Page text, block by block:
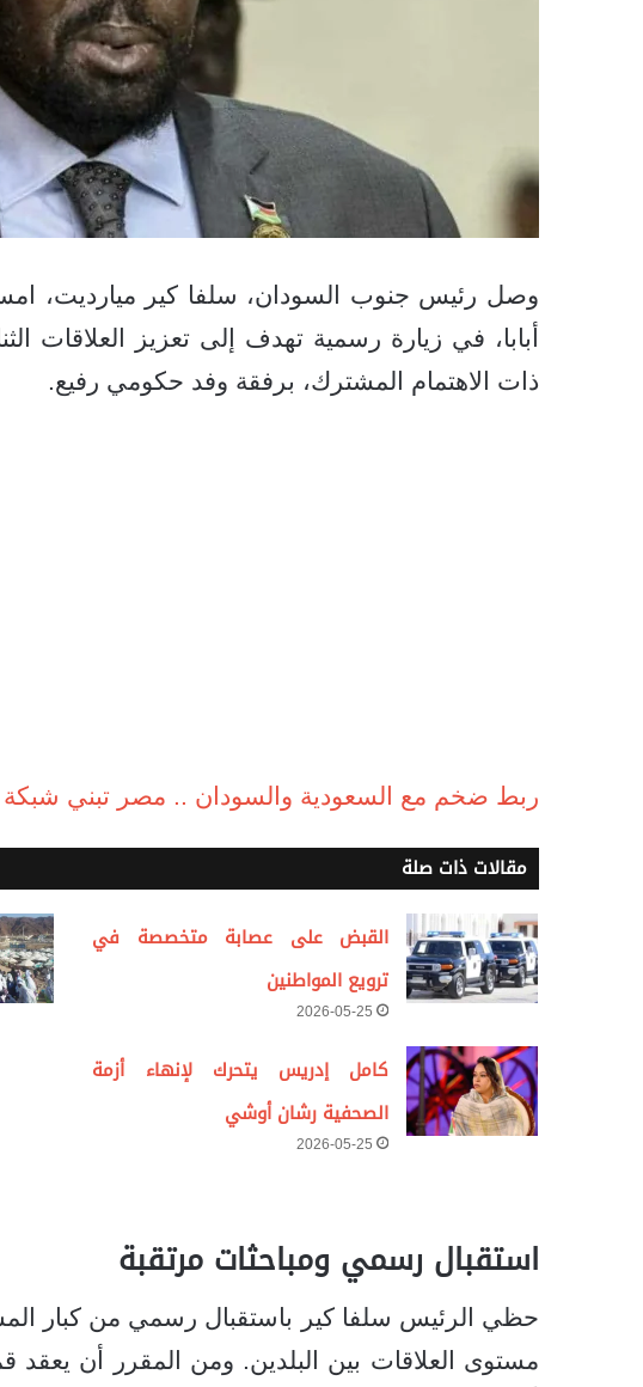
وصل رئيس جنوب السودان، سلفا كير ميارديت، امس
أبابا، في زيارة رسمية تهدف إلى تعزيز العلاقات
ذات الاهتمام المشترك، برفقة وفد حكومي رفيع.
ربط ضخم مع السعودية والسودان .. مصر تبني شبكة
مقالات ذات صلة
القبض على عصابة متخصصة في
ترويع المواطنين
2026-05-25
كامل إدريس يتحرك لإنهاء أزمة
الصحفية رشان أوشي
2026-05-25
استقبال رسمي ومباحثات مرتقبة
حظي الرئيس سلفا كير باستقبال رسمي من كبار
مستوى العلاقات بين البلدين. ومن المقرر أن يعقد